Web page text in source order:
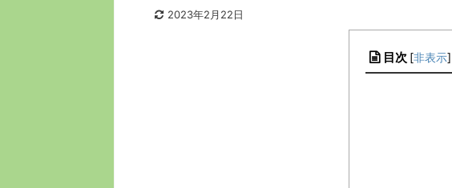
2023年2月22日
目次 [非表示]